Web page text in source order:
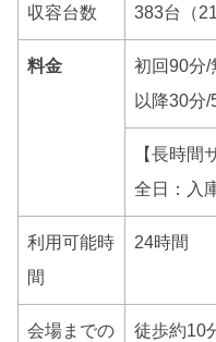
収容台数 383台（
料金
初回90分/
以降30分/
【長時間
全日：入
利用可能時
間
24時間
会場までの
徒歩約10